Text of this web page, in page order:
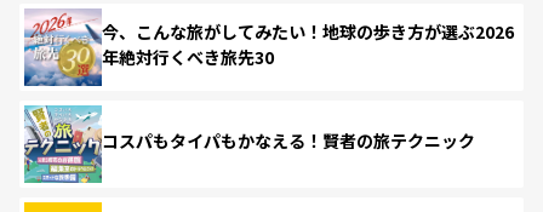
今、こんな旅がしてみたい！地球の歩き方が選ぶ2026
年絶対行くべき旅先30
コスパもタイパもかなえる！賢者の旅テクニック